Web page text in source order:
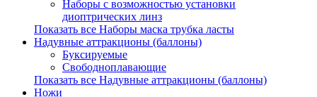
Наборы с возможностью установки
диоптрических линз
Показать все Наборы маска трубка ласты
Надувные аттракционы (баллоны)
Буксируемые
Свободноплавающие
Показать все Надувные аттракционы (баллоны)
Ножи